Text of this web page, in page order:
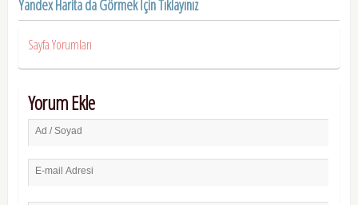
Yandex Harita da Görmek İçin Tıklayınız
Sayfa Yorumları
Yorum Ekle
Ad / Soyad
E-mail Adresi